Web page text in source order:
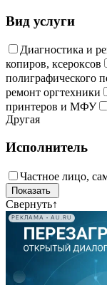
Вид услуги
Диагностика и
копиров, ксероксов
полиграфического
ремонт оргтехники
принтеров и МФУ
Другая
Исполнитель
Частное лицо,
Свернуть↑
РЕКЛАМА • AU.RU